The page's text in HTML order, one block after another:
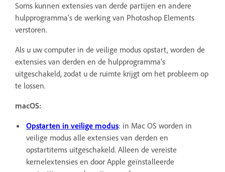
Soms kunnen extensies van derde partijen en andere
hulpprogramma's de werking van Photoshop Elements
verstoren.
Als u uw computer in de veilige modus opstart, worden de
extensies van derden en de hulpprogramma's
uitgeschakeld, zodat u de ruimte krijgt om het probleem op
te lossen.
macOS:
Opstarten in veilige modus: in Mac OS worden in
veilige modus alle extensies van derden en
opstartitems uitgeschakeld. Alleen de vereiste
kernelextensies en door Apple geïnstalleerde